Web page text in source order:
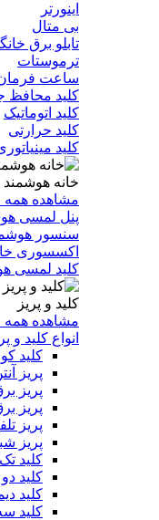
اینورتر
بی متال
تابلو برق
ترموستات
ساعت
کلید محافظ
کلید اتوماتیک
کلید حرارتی
کلید
خانه هوشمند
مشاهده
پنل لمسی
سنسور
اکسسوری
کلید لمسی
کلید و پریز
مشاهده
انواع کلید و
کلید
پریز
پریز
پریز
پریز
پریز
کلید
کلید
کلید
کلید